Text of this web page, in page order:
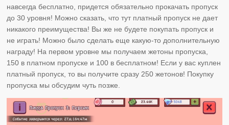
навсегда бесплатно, придется обязательно прокачать пропуск
до 30 уровня! Можно сказать, что тут платный пропуск не дает
никакого преимущества! Вы же не будете покупать пропуск и
не играть! Можно было сделать еще какую-то дополнительную
награду! На первом уровне мы получаем жетоны пропуска,
150 в платном пропуске и 100 в бесплатном! Если у вас куплен
платный пропуск, то вы получите сразу 250 жетонов! Покупку
пропуска мы обсудим чуть позже.